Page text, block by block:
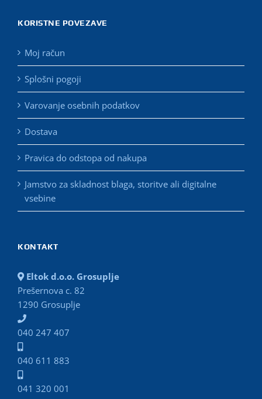
KORISTNE POVEZAVE
Moj račun
Splošni pogoji
Varovanje osebnih podatkov
Dostava
Pravica do odstopa od nakupa
Jamstvo za skladnost blaga, storitve ali digitalne
vsebine
KONTAKT
Eltok d.o.o. Grosuplje
Prešernova c. 82
1290 Grosuplje
040 247 407
040 611 883
041 320 001